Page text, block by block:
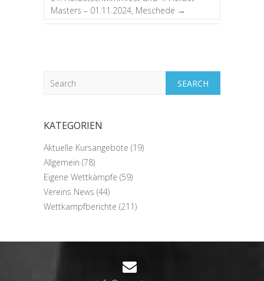
Masters – 01.11.2024, Meschede →
Search
KATEGORIEN
Aktuelle Kursangebote (19)
Allgemein (78)
Eigene Wettkämpfe (59)
Vereins News (44)
Wettkampfberichte (211)